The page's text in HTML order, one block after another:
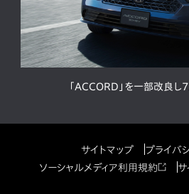
「ACCORD」を一部改良
サイトマップ
プライバ
ソーシャルメディア利用規約
サ